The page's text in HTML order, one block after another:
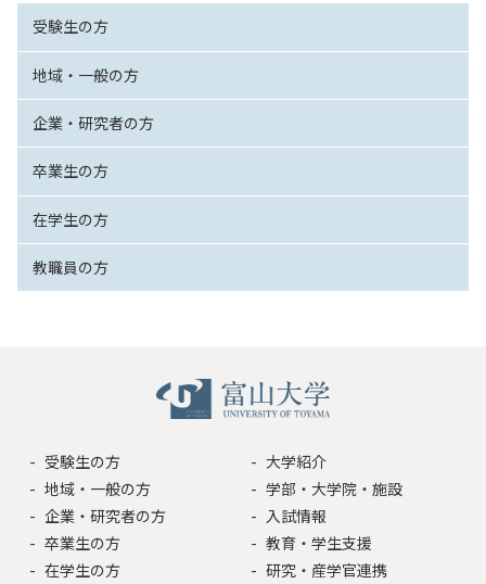
受験生の方
地域・一般の方
企業・研究者の方
卒業生の方
在学生の方
教職員の方
受験生の方
地域・一般の方
企業・研究者の方
卒業生の方
在学生の方
大学紹介
学部・大学院・施設
入試情報
教育・学生支援
研究・産学官連携